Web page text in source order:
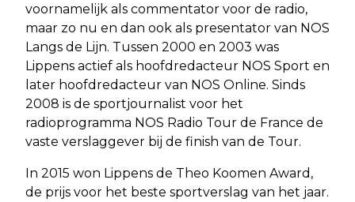
voornamelijk als commentator voor de radio,
maar zo nu en dan ook als presentator van NOS
Langs de Lijn. Tussen 2000 en 2003 was
Lippens actief als hoofdredacteur NOS Sport en
later hoofdredacteur van NOS Online. Sinds
2008 is de sportjournalist voor het
radioprogramma NOS Radio Tour de France de
vaste verslaggever bij de finish van de Tour.
In 2015 won Lippens de Theo Koomen Award,
de prijs voor het beste sportverslag van het jaar.